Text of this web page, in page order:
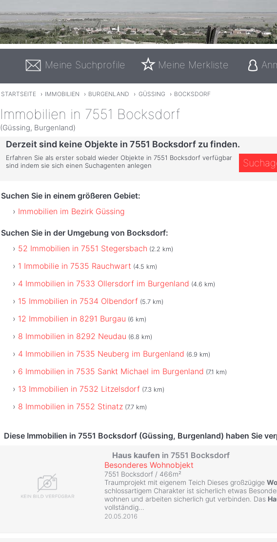
Meine Suchprofile Meine Merkliste
STARTSEITE › IMMOBILIEN › BURGENLAND › GÜSSING › BOCKSDORF
Immobilien in 7551 Bocksdorf
(Güssing, Burgenland)
Derzeit sind keine Objekte in 7551 Bocksdorf zu finden.
Erfahren Sie als erster sobald wieder Objekte in 7551 Bocksdorf verfügbar
sind indem sie sich einen Suchagenten anlegen
Suchen Sie in einem größeren Gebiet:
Immobilien im Bezirk Güssing
Suchen Sie in der Umgebung von Bocksdorf:
52 Immobilien in 7551 Stegersbach (2.2 km)
1 Immobilie in 7535 Rauchwart (4.5 km)
4 Immobilien in 7533 Ollersdorf im Burgenland (4.6 km)
15 Immobilien in 7534 Olbendorf (5.7 km)
12 Immobilien in 8291 Burgau (6 km)
8 Immobilien in 8292 Neudau (6.8 km)
4 Immobilien in 7535 Neuberg im Burgenland (6.9 km)
6 Immobilien in 7535 Sankt Michael im Burgenland (7.1 km)
13 Immobilien in 7532 Litzelsdorf (7.3 km)
8 Immobilien in 7552 Stinatz (7.7 km)
Diese Immobilien in 7551 Bocksdorf (Güssing, Burgenland) haben Sie
Haus kaufen in 7551 Bocksdorf
Besonderes Wohnobjekt
7551 Bocksdorf / 466m²
Traumprojekt mit eigenem Teich Dieses großzügige
schlossartigem Charakter ist sicherlich etwas
wohnen und arbeiten sicherlich gut verbinden. Das
vollständig...
20.05.2016